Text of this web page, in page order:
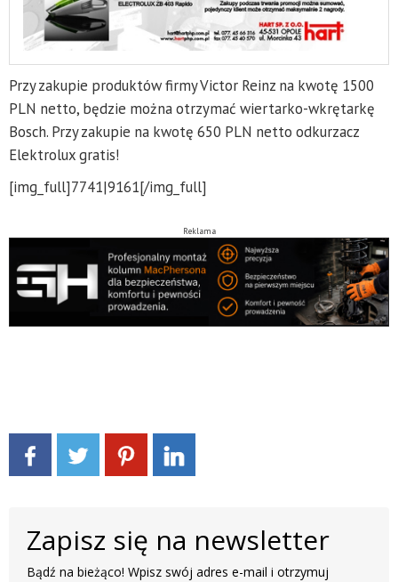
Przy zakupie produktów firmy Victor Reinz na kwotę 1500
PLN netto, będzie można otrzymać wiertarko-wkrętarkę
Bosch. Przy zakupie na kwotę 650 PLN netto odkurzacz
Elektrolux gratis!
[img_full]7741|9161[/img_full]
Reklama
Zapisz się na newsletter
Bądź na bieżąco! Wpisz swój adres e-mail i otrzymuj